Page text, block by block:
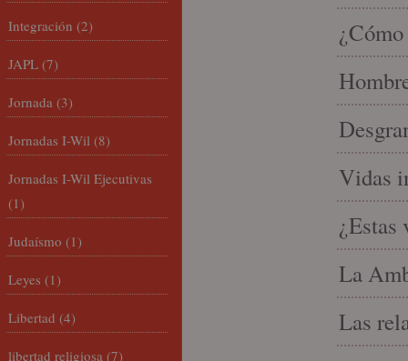
Vidas
¿Estas
La
Las
Integración (2)
JAPL (7)
Jornada (3)
Jornadas I-Wil (8)
Jornadas I-Wil Ejecutivas
(1)
Judaísmo (1)
Leyes (1)
Libertad (4)
libertad religiosa (7)